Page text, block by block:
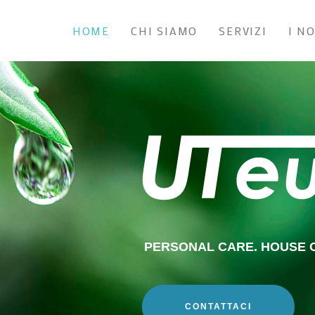
HOME CHI SIAMO SERVIZI I
PERSONAL CARE. HOUSE
CONTATTACI